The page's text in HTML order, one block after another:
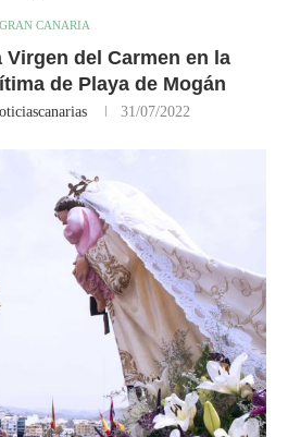
GRAN CANARIA
Virgen del Carmen en la
de Playa de Mogán
31/07/2022